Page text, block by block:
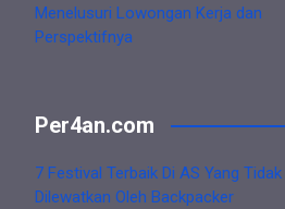
Menelusuri Lowongan Kerja dan
Perspektifnya
Per4an.com
7 Festival Terbaik Di AS Yang
Dilewatkan Oleh Backpacker